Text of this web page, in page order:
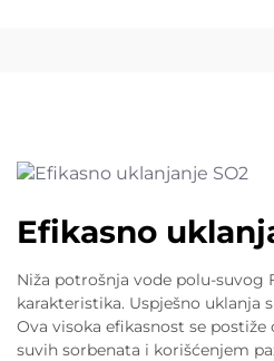
Efikasno
Niža potrošnja vode polu-suvog
karakteristika. Uspješno uklanja
Ova visoka efikasnost se
suvih sorbenata i korišćenjem